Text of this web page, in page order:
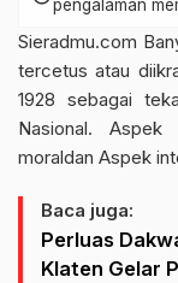
pengalaman
Sieradmu.com
tercetus atau
1928 sebagai
Nasional. Aspek
moraldan Aspek
Baca juga:
Perluas
Klaten Gelar